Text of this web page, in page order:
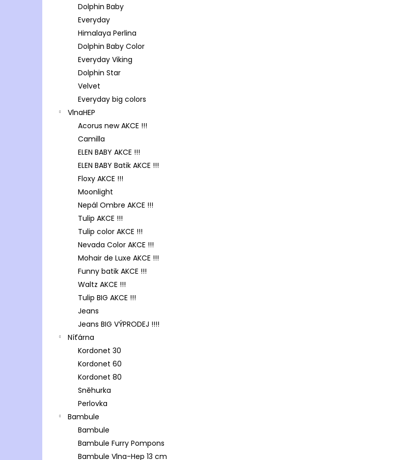
Dolphin Baby
Everyday
Himalaya Perlina
Dolphin Baby Color
Everyday Viking
Dolphin Star
Velvet
Everyday big colors
VlnaHEP
Acorus new AKCE !!!
Camilla
ELEN BABY AKCE !!!
ELEN BABY Batik AKCE !!!
Floxy AKCE !!!
Moonlight
Nepál Ombre AKCE !!!
Tulip AKCE !!!
Tulip color AKCE !!!
Nevada Color AKCE !!!
Mohair de Luxe AKCE !!!
Funny batik AKCE !!!
Waltz AKCE !!!
Tulip BIG AKCE !!!
Jeans
Jeans BIG VÝPRODEJ !!!!
Níťárna
Kordonet 30
Kordonet 60
Kordonet 80
Sněhurka
Perlovka
Bambule
Bambule
Bambule Furry Pompons
Bambule Vlna-Hep 13 cm